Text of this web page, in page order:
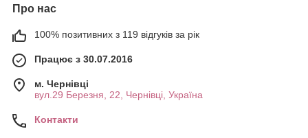
Про нас
100% позитивних з 119 відгуків за рік
Працює з 30.07.2016
м. Чернівці
вул.29 Березня, 22, Чернівці, Україна
Контакти